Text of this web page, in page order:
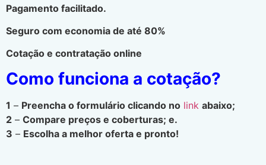
Pagamento facilitado.
Seguro com economia de até 80%
Cotação e contratação online
Como funciona a cotação?
1 – Preencha o formulário clicando no link abaixo;
2 – Compare preços e coberturas; e.
3 – Escolha a melhor oferta e pronto!